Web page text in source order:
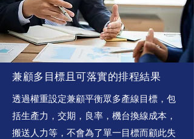
兼顧多目標且可落實的排程結果
透過權重設定兼顧平衡眾多產線目標，包
括生產力，交期，良率，機台換線成本，
搬送人力等，不會為了單一目標而顧此失